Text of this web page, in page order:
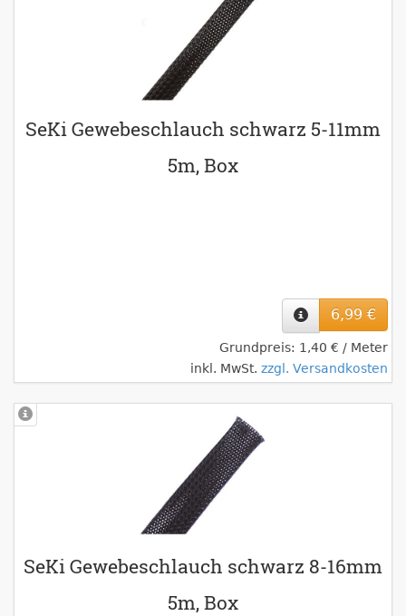
SeKi Gewebeschlauch schwarz 5-11mm
5m, Box
6,99 €
Grundpreis: 1,40 € / Meter
inkl. MwSt. zzgl. Versandkosten
SeKi Gewebeschlauch schwarz 8-16mm
5m, Box